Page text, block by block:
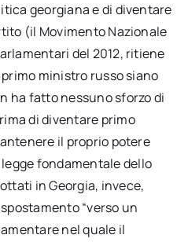
georgiana e di diventare
(il Movimento Nazionale
del 2012, ritiene
ministro russo siano
ha fatto nessuno sforzo di
di diventare primo
il proprio potere
fondamentale dello
in Georgia, invece,
“verso un
nel quale il